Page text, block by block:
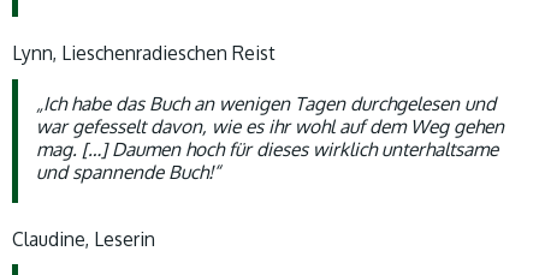
Lynn, Lieschenradieschen Reist
„Ich habe das Buch an wenigen Tagen durchgelesen und
war gefesselt davon, wie es ihr wohl auf dem Weg gehen
mag. […] Daumen hoch für dieses wirklich unterhaltsame
und spannende Buch!“
Claudine, Leserin